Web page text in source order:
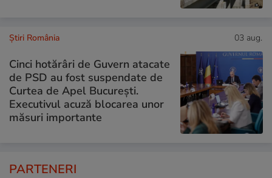
Știri România 03 aug.
Cinci hotărâri de Guvern atacate
de PSD au fost suspendate de
Curtea de Apel București.
Executivul acuză blocarea unor
măsuri importante
PARTENERI